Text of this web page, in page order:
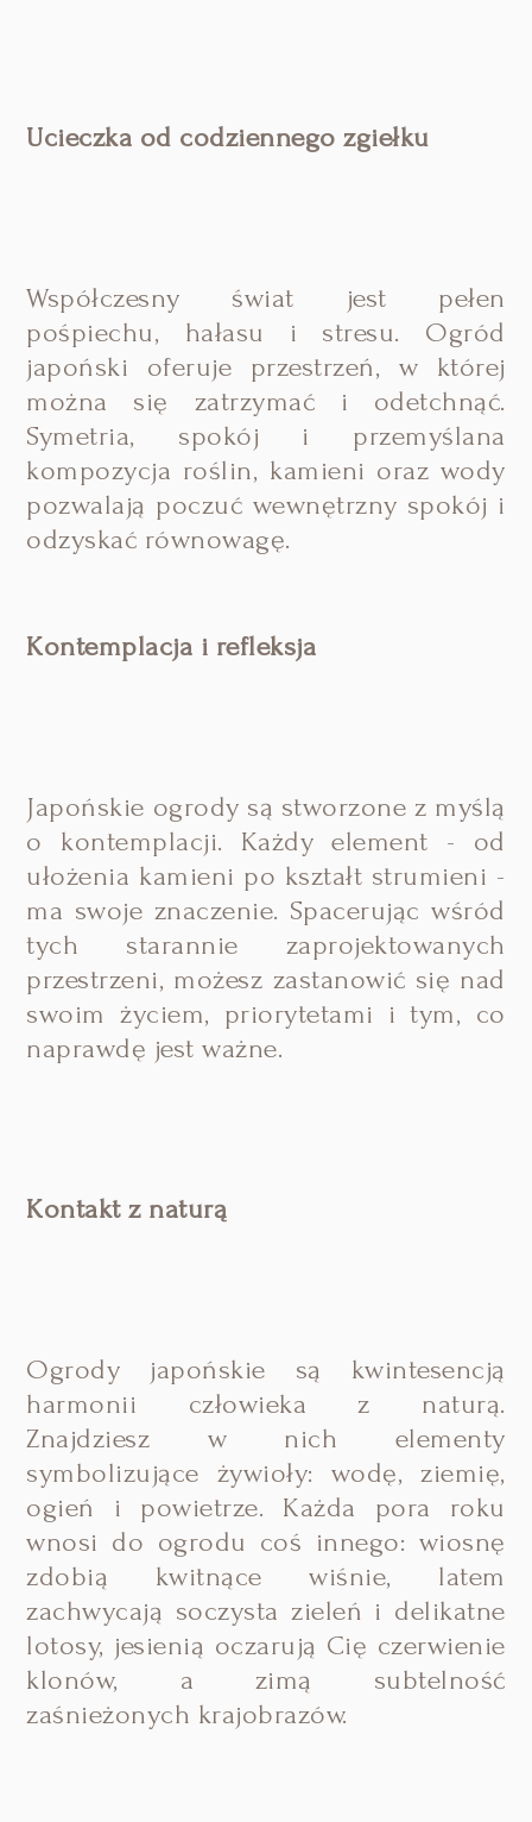
Ucieczka od codziennego zgiełku
Współczesny świat jest pełen
pośpiechu, hałasu i stresu. Ogród
japoński oferuje przestrzeń, w której
można się zatrzymać i odetchnąć.
Symetria, spokój i przemyślana
kompozycja roślin, kamieni oraz wody
pozwalają poczuć wewnętrzny spokój i
odzyskać równowagę.
Kontemplacja i refleksja
Japońskie ogrody są stworzone z myślą
o kontemplacji. Każdy element - od
ułożenia kamieni po kształt strumieni -
ma swoje znaczenie. Spacerując wśród
tych starannie zaprojektowanych
przestrzeni, możesz zastanowić się nad
swoim życiem, priorytetami i tym, co
naprawdę jest ważne.
Kontakt z naturą
Ogrody japońskie są kwintesencją
harmonii człowieka z naturą.
Znajdziesz w nich elementy
symbolizujące żywioły: wodę, ziemię,
ogień i powietrze. Każda pora roku
wnosi do ogrodu coś innego: wiosnę
zdobią kwitnące wiśnie, latem
zachwycają soczysta zieleń i delikatne
lotosy, jesienią oczarują Cię czerwienie
klonów, a zimą subtelność
zaśnieżonych krajobrazów.